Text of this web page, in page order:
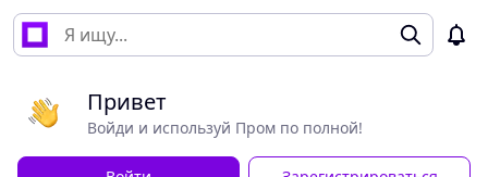
Привет
Войди и используй Пром по полной!